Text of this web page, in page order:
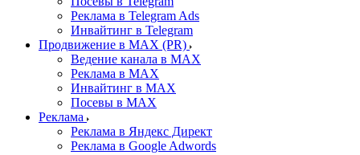
Реклама в Telegram Ads
Инвайтинг в Telegram
Продвижение в MAX (PR)
Ведение канала в MAX
Реклама в MAX
Инвайтинг в MAX
Посевы в MAX
Реклама
Реклама в Яндекс Директ
Реклама в Google Adwords